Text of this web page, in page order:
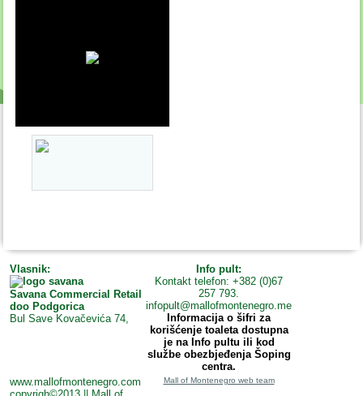
Vlasnik:
Savana Commercial Retail
doo Podgorica
Bul Save Kovačevića 74,
Info pult:
Kontakt telefon: +382 (0)67
257 793.
infopult@mallofmontenegro.me
Informacija o šifri za
korišćenje toaleta dostupna
je na Info pultu ili kod
službe obezbjeđenja Šoping
centra.
www.mallofmontenegro.com
Mall of Montenegro web team